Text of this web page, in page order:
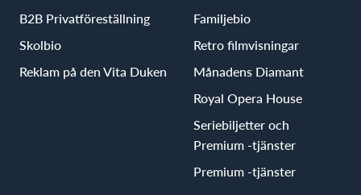
B2B Privatföreställning
Skolbio
Reklam på den Vita Duken
Familjebio
Retro filmvisningar
Månadens Diamant
Royal Opera House
Seriebiljetter och
Premium -tjänster
Premium -tjänster